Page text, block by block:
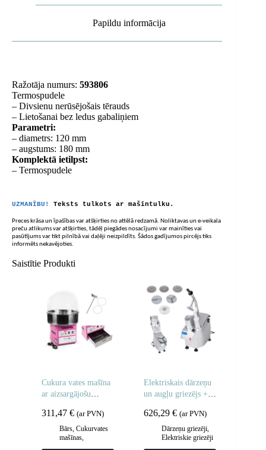
Papildu informācija
Ražotāja numurs: 593806
Termospudele
– Divsienu nerūsējošais tērauds
– Lietošanai bez ledus gabaliņiem
Parametri:
– diametrs: 120 mm
– augstums: 180 mm
Komplektā ietilpst:
– Termospudele
UZMANĪBU! Teksts tulkots ar mašīntulku.
Preces krāsa un īpašības var atšķirties no attēlā redzamā. Noliktavas un e-veikala
preču atlikums var atšķirties, tādēļ piegādes nosacījumi var mainīties vai
pasūtījums var tikt pilnībā vai daļēji neizpildīts. Šādos gadījumos pircējs tiks
informēts nekavējoties.
Saistītie Produkti
Cukura vates mašīna
ar aizsargājošu
311,47 € (ar PVN)
Bārs Cukurvates
mašīnas
Elektriskais dārzeņu
un augļu griezējs + 5
626,29€ (ar PVN)
Dārzeņu griezēji
Elektriskie griezēji